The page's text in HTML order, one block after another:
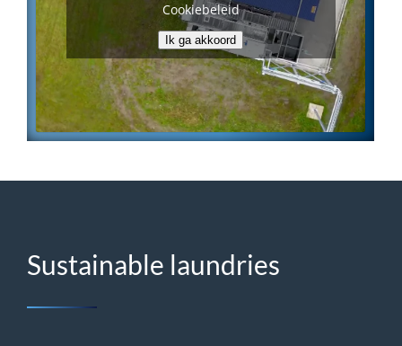
Cookiebeleid
Ik ga akkoord
Sustainable laundries